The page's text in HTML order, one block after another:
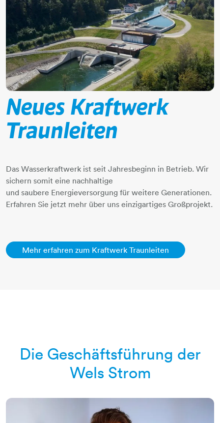
Neues Kraftwerk
Traunleiten
​​​​​​​Das Wasserkraftwerk ist seit Jahresbeginn in Betrieb. Wir
sichern somit eine nachhaltige
und saubere Energieversorgung für weitere Generationen. ​​​​​​​
Erfahren Sie jetzt mehr über uns einzigartiges Großprojekt.
Mehr erfahren zum Kraftwerk Traunleiten
Die Geschäftsführung der
Wels Strom